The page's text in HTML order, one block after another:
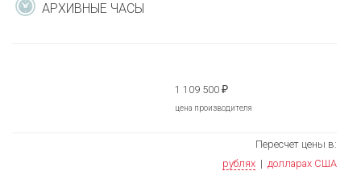
АРХИВНЫЕ ЧАСЫ
1 109 500 ₽
цена производителя
Пересчет цены в:
рублях | долларах США